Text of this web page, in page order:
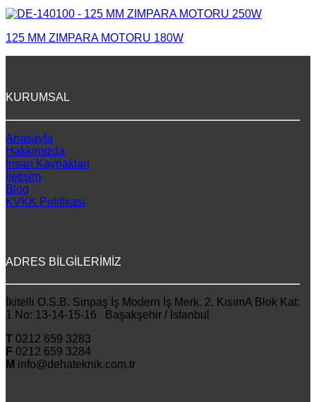
125 MM ZIMPARA MOTORU 180W
KURUMSAL
Anasayfa
Hakkımızda
İnsan Kaynakları
İletişim
Blog
KVKK Politikası
ADRES BİLGİLERİMİZ
İkitelli O.S.B. Sinpaş İş Modern İş Merk. 2. KısımA Blok Kat:
1 No: 13-14-15-16 Başakşehir / İstanbul
T 0212 659 3283
F 0212 659 3284
M info@dehateknik.com.tr